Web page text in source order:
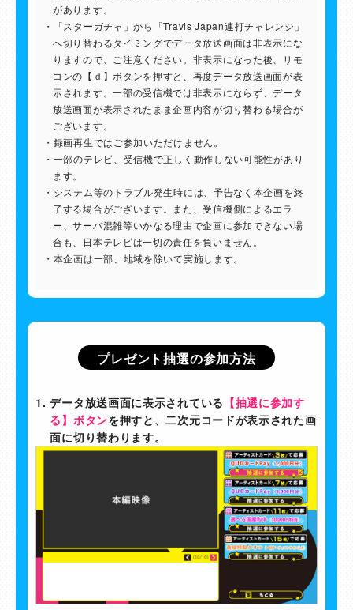
があります。
「スターガチャ」から「Travis Japan連打チャレンジ」
へ切り替わるタイミングでデータ放送画面は非表示にな
りますので、ご注意ください。非表示になった後、リモ
コンの【ｄ】ボタンを押すと、再度データ放送画面が表
示されます。一部の受信機では非表示にならず、データ
放送画面が表示されたまま企画内容が切り替わる場合が
ございます。
録画再生ではご参加いただけません。
一部のテレビ、受信機で正しく動作しない可能性があり
ます。
システム等のトラブル発生時には、予告なく本企画を終
了する場合がございます。また、受信機側によるエラ
ー、サーバ混雑等いかなる理由で企画に参加できない場
合も、日本テレビは一切の責任を負いません。
本企画は一部、地域を除いて実施します。
プレゼント抽選の参加方法
1. データ放送画面に表示されている 【抽選に参加す
る】ボタンを押すと、二次元コードが表示された画
面に切り替わります。